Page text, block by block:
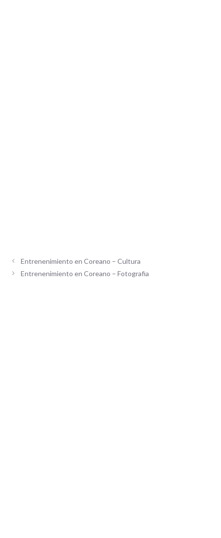
Entrenenimiento en Coreano – Cultura
Entrenenimiento en Coreano – Fotografia